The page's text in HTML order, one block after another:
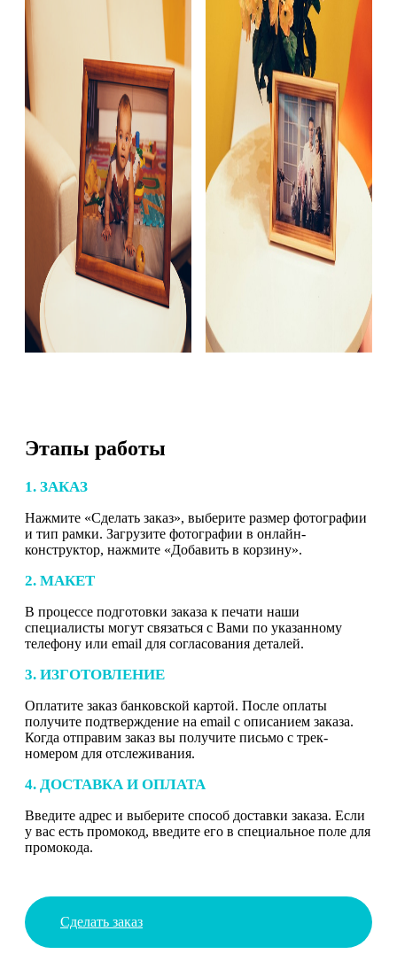
Этапы работы
1. ЗАКАЗ
Нажмите «Сделать заказ», выберите размер фотографии
и тип рамки. Загрузите фотографии в онлайн-
конструктор, нажмите «Добавить в корзину».
2. МАКЕТ
В процессе подготовки заказа к печати наши
специалисты могут связаться с Вами по указанному
телефону или email для согласования деталей.
3. ИЗГОТОВЛЕНИЕ
Оплатите заказ банковской картой. После оплаты
получите подтверждение на email с описанием заказа.
Когда отправим заказ вы получите письмо с трек-
номером для отслеживания.
4. ДОСТАВКА И ОПЛАТА
Введите адрес и выберите способ доставки заказа. Если
у вас есть промокод, введите его в специальное поле для
промокода.
Сделать заказ